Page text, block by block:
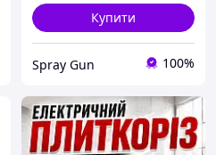
Купити
Spray Gun 100%